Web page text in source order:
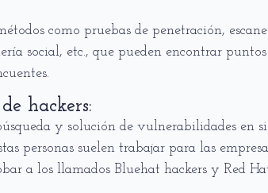
como pruebas de penetración,
social, etc., que pueden encontrar
hackers:
y solución de vulnerabilidades en
personas suelen trabajar para las
a los llamados Bluehat hackers y Red